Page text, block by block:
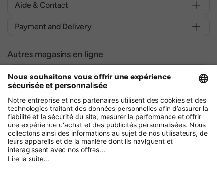
Aide & Contact
Payment and Delivery
Autres magasins en ligne
Belgique
Achetez en toute sécurité avec :